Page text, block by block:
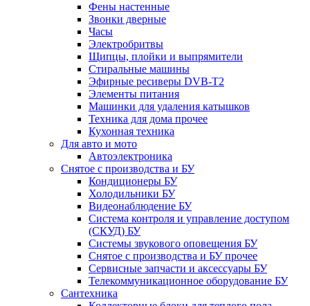
Фены настенные
Звонки дверные
Часы
Электробритвы
Щипцы, плойки и выпрямители
Стиральные машины
Эфирные ресиверы DVB-T2
Элементы питания
Машинки для удаления катышков
Техника для дома прочее
Кухонная техника
Для авто и мото
Автоэлектроника
Снятое с производства и БУ
Кондиционеры БУ
Холодильники БУ
Видеонаблюдение БУ
Система контроля и управление доступом
(СКУД) БУ
Системы звукового оповещения БУ
Снятое с производства и БУ прочее
Сервисные запчасти и аксессуары БУ
Телекоммуникационное оборудование БУ
Сантехника